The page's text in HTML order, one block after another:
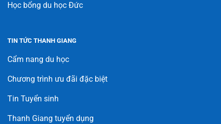
Học bổng du học Đức
TIN TỨC THANH GIANG
Cẩm nang du học
Chương trình ưu đãi đặc biệt
Tin Tuyển sinh
Thanh Giang tuyển dụng